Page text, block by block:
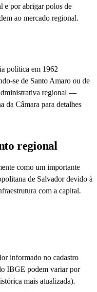
e por abrigar polos de
ao mercado regional.
política em 1962
se de Santo Amaro ou de
regional —
da Câmara para detalhes
regional
como um importante
de Salvador devido à
com a capital.
informado no cadastro
IBGE podem variar por
mais atualizada).